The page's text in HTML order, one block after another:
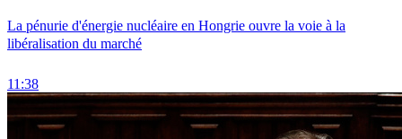
La pénurie d'énergie nucléaire en Hongrie ouvre la voie à la
libéralisation du marché
11:38